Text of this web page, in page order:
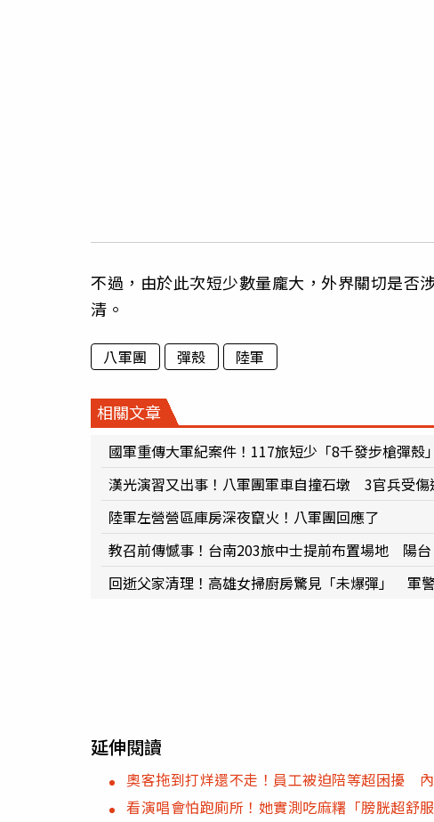
不過，由於此次短少數量龐大，外界關切是否
清。
八軍團 彈殼 陸軍
相關文章
國軍重傳大軍紀案件！117旅短少「8千發步槍彈
漢光演習又出事！八軍團軍車自撞石墩 3官兵受傷
陸軍左營營區庫房深夜竄火！八軍團回應了
教召前傳憾事！台南203旅中士提前布置場地 陽
回逝父家清理！高雄女掃廚房驚見「未爆彈」 軍
延伸閱讀
奧客拖到打烊還不走！員工被迫陪等超困擾
看演唱會怕跑廁所！她實測吃麻糬「膀胱超